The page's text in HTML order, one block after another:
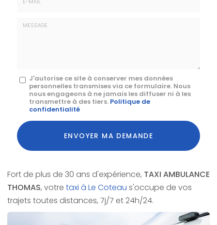
Message
J'autorise ce site à conserver mes données
personnelles transmises via ce formulaire. Nous
nous engageons à ne jamais les diffuser ni à les
transmettre à des tiers. Politique de
confidentialité
Acceptation
RGPD
*
ENVOYER MA DEMANDE
Fort de plus de 30 ans d'expérience, TAXI AMBULANCE
THOMAS, votre taxi à Le Coteau s'occupe de vos
trajets toutes distances, 7j/7 et 24h/24.